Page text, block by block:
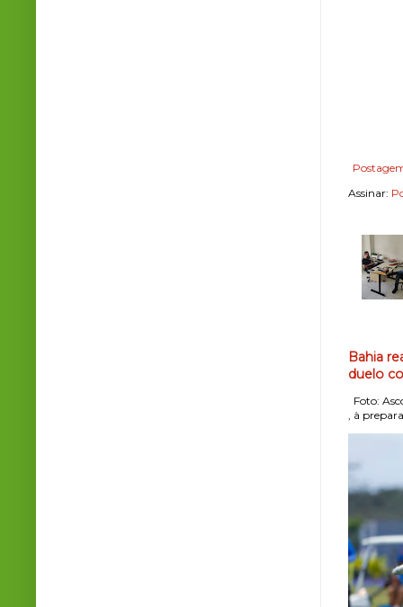
Assinar:
Bahia
duelo
Foto:
, à